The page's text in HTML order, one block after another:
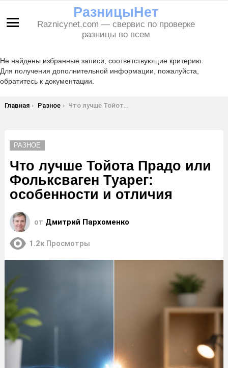
РазницыНет
Raznicynet.com — свервис по проверке
разницы во всем
Не найдены избранные записи, соответствующие критерию.
Для получения дополнительной информации, пожалуйста,
обратитесь к документации.
Вы здесь:
Главная Разное Что лучше Тойота Прадо или Фольксваген Туарег: особенности и отличия
РАЗНОЕ
Что лучше Тойота Прадо или
Фольксваген Туарег:
особенности и отличия
от Дмитрий Пархоменко
1.2к Просмотры